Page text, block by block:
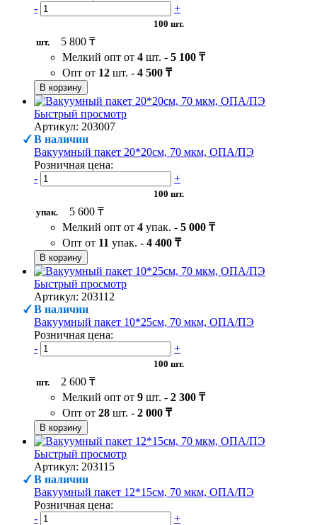
-
+
100 шт.
шт.
5 800 ₸
Мелкий опт от 4 шт. - 5 100 ₸
Опт от 12 шт. - 4 500 ₸
В корзину
Быстрый просмотр
Артикул: 203007
В наличии
Вакуумный пакет 20*20см, 70 мкм, ОПА/ПЭ
Розничная цена:
-
+
100 шт.
упак.
5 600 ₸
Мелкий опт от 4 упак. - 5 000 ₸
Опт от 11 упак. - 4 400 ₸
В корзину
Быстрый просмотр
Артикул: 203112
В наличии
Вакуумный пакет 10*25см, 70 мкм, ОПА/ПЭ
Розничная цена:
-
+
100 шт.
шт.
2 600 ₸
Мелкий опт от 9 шт. - 2 300 ₸
Опт от 28 шт. - 2 000 ₸
В корзину
Быстрый просмотр
Артикул: 203115
В наличии
Вакуумный пакет 12*15см, 70 мкм, ОПА/ПЭ
Розничная цена:
-
+